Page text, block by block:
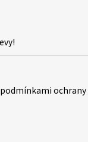
podmínkami